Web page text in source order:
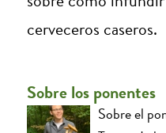
cerveceros caseros.
Sobre los ponentes
Sobre el